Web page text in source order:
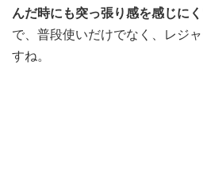
んだ時にも突っ張り感を感じにく
で、普段使いだけでなく、レジ
すね。